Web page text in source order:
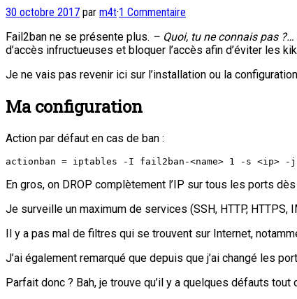
30 octobre 2017 par m4t·1 Commentaire
Fail2ban ne se présente plus. – Quoi, tu ne connais pas ?…
d’accès infructueuses et bloquer l’accès afin d’éviter les
Je ne vais pas revenir ici sur l’installation ou la
Ma configuration
Action par défaut en cas de ban :
actionban = iptables -I fail2ban-<name> 1 -s <ip> -j
En gros, on DROP complètement l’IP sur tous les ports
Je surveille un maximum de services (SSH, HTTP, HTTPS,
Il y a pas mal de filtres qui se trouvent sur Internet,
J’ai également remarqué que depuis que j’ai changé les
Parfait donc ? Bah, je trouve qu’il y a quelques défauts tout